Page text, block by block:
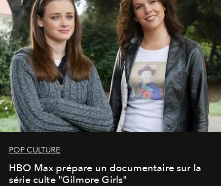
POP CULTURE
HBO Max prépare un documentaire sur la
série culte "Gilmore Girls"